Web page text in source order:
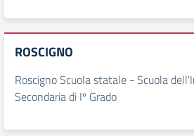
ROSCIGNO
Roscigno Scuola statale - Scuola
Secondaria di Iº Grado